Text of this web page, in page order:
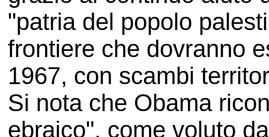
"patria del popolo
frontiere che dovranno
1967, con scambi
Si nota che Obama
ebraico", come voluto